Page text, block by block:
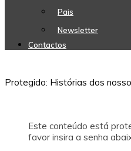
Pais
Newsletter
Contactos
Protegido: Histórias dos
Este conteúdo está
favor insira a senha